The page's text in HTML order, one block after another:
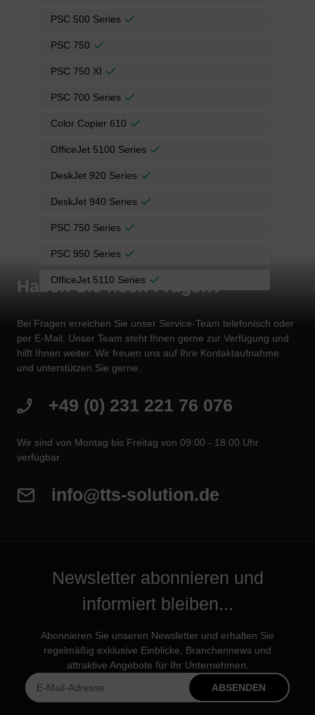
PSC 500 Series
PSC 750
PSC 750 XI
PSC 700 Series
Color Copier 610
OfficeJet 5100 Series
DeskJet 920 Series
DeskJet 940 Series
PSC 750 Series
PSC 950 Series
OfficeJet 5110 Series
Haben Sie noch Fragen?
Bei Fragen erreichen Sie unser Service-Team telefonisch oder
per E-Mail. Unser Team steht Ihnen gerne zur Verfügung und
hilft Ihnen weiter. Wir freuen uns auf Ihre Kontaktaufnahme
und unterstützen Sie gerne.
+49 (0) 231 221 76 076
Wir sind von Montag bis Freitag von 09:00 - 18:00 Uhr
verfügbar
info@tts-solution.de
Newsletter abonnieren und
informiert bleiben...
Abonnieren Sie unseren Newsletter und erhalten Sie
regelmäßig exklusive Einblicke, Branchennews und
attraktive Angebote für Ihr Unternehmen.
ABSENDEN